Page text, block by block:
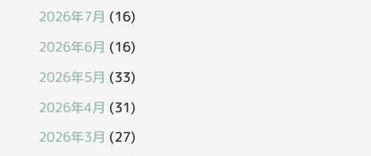
2026年7月 (16)
2026年6月 (16)
2026年5月 (33)
2026年4月 (31)
2026年3月 (27)